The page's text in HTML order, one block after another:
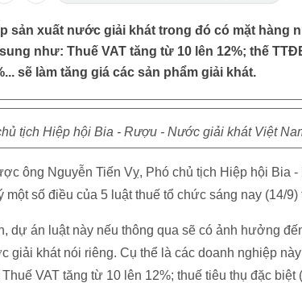
sản xuất nước giải khát trong đó có mặt hàng
như: Thuế VAT tăng từ 10 lên 12%; thế
sẽ làm tăng giá các sản phẩm giải khát.
tịch Hiệp hội Bia - Rượu - Nước giải khát Việt
ông Nguyễn Tiến Vỵ, Phó chủ tịch Hiệp hội Bia
một số điều của 5 luật thuế tổ chức sáng nay (14/9)
dự án luật này nếu thông qua sẽ có ảnh hưởng
giải khát nói riêng. Cụ thể là các doanh nghiệp
VAT tăng từ 10 lên 12%; thuế tiêu thụ đặc